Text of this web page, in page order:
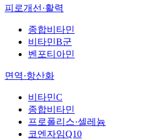
피로개선·활력
종합비타민
비타민B군
벤포티아민
면역·항산화
비타민C
종합비타민
프로폴리스·셀레늄
코엔자임Q10